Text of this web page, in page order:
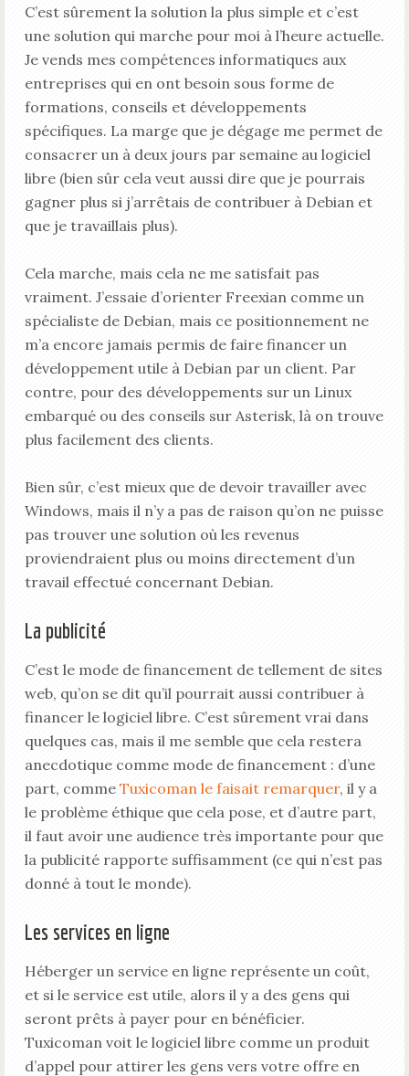
C’est sûrement la solution la plus simple et c’est
une solution qui marche pour moi à l’heure actuelle.
Je vends mes compétences informatiques aux
entreprises qui en ont besoin sous forme de
formations, conseils et développements
spécifiques. La marge que je dégage me permet de
consacrer un à deux jours par semaine au logiciel
libre (bien sûr cela veut aussi dire que je pourrais
gagner plus si j’arrêtais de contribuer à Debian et
que je travaillais plus).
Cela marche, mais cela ne me satisfait pas
vraiment. J’essaie d’orienter Freexian comme un
spécialiste de Debian, mais ce positionnement ne
m’a encore jamais permis de faire financer un
développement utile à Debian par un client. Par
contre, pour des développements sur un Linux
embarqué ou des conseils sur Asterisk, là on trouve
plus facilement des clients.
Bien sûr, c’est mieux que de devoir travailler avec
Windows, mais il n’y a pas de raison qu’on ne puisse
pas trouver une solution où les revenus
proviendraient plus ou moins directement d’un
travail effectué concernant Debian.
La publicité
C’est le mode de financement de tellement de sites
web, qu’on se dit qu’il pourrait aussi contribuer à
financer le logiciel libre. C’est sûrement vrai dans
quelques cas, mais il me semble que cela restera
anecdotique comme mode de financement : d’une
part, comme Tuxicoman le faisait remarquer, il y a
le problème éthique que cela pose, et d’autre part,
il faut avoir une audience très importante pour que
la publicité rapporte suffisamment (ce qui n’est pas
donné à tout le monde).
Les services en ligne
Héberger un service en ligne représente un coût,
et si le service est utile, alors il y a des gens qui
seront prêts à payer pour en bénéficier.
Tuxicoman voit le logiciel libre comme un produit
d’appel pour attirer les gens vers votre offre en